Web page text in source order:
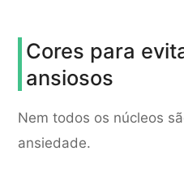
Cores para
ansiosos
Nem todos os núcleos
ansiedade.